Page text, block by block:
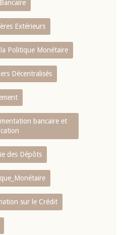
Extérieurs
Politique Monétaire
Décentralisés
bancaire et
des Dépôts
sur le Crédit